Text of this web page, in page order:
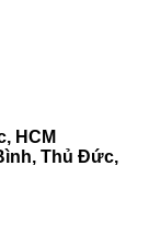
HCM
Thủ Đức,